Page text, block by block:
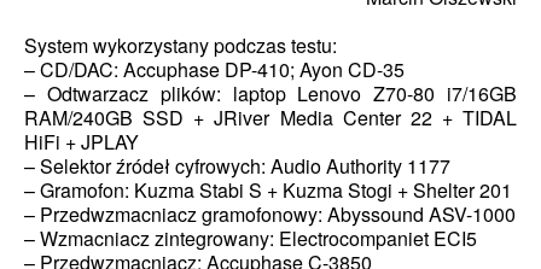
System wykorzystany podczas testu:
– CD/DAC: Accuphase DP-410; Ayon CD-35
– Odtwarzacz plików: laptop Lenovo Z70-80 i7/16GB
RAM/240GB SSD + JRiver Media Center 22 + TIDAL
HiFi + JPLAY
– Selektor źródeł cyfrowych: Audio Authority 1177
– Gramofon: Kuzma Stabi S + Kuzma Stogi + Shelter 201
– Przedwzmacniacz gramofonowy: Abyssound ASV-1000
– Wzmacniacz zintegrowany: Electrocompaniet ECI5
– Przedwzmacniacz: Accuphase C-3850